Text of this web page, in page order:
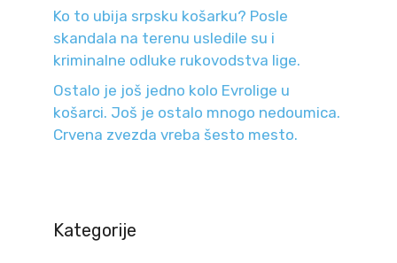
Ko to ubija srpsku košarku? Posle
skandala na terenu usledile su i
kriminalne odluke rukovodstva lige.
Ostalo je još jedno kolo Evrolige u
košarci. Još je ostalo mnogo nedoumica.
Crvena zvezda vreba šesto mesto.
Kategorije